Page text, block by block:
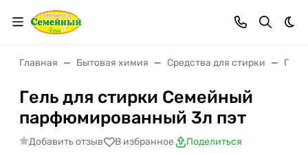
Главная Бытовая химия Средства для стирки
Гель для стирки Семейный
парфюмированный 3л пэт
Добавить отзыв В избранное Поделиться